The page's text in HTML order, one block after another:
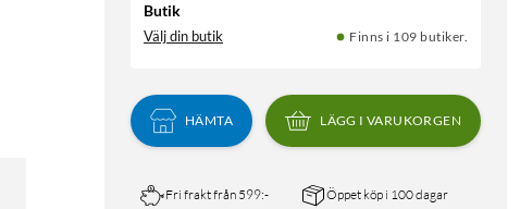
Butik
Välj din butik Finns i 109 butiker.
HÄMTA LÄGG I VARUKORGEN
Fri frakt från 599:- Öppet köp i 100 dagar